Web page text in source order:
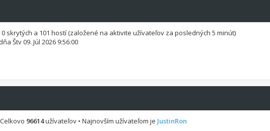
skrytých a 101 hostí (založené na aktivite užívateľov za posledných 5 minút)
Štv 09. Júl 2026 9:56:00
96614užívateľov • Najnovším užívateľom je JustinRon